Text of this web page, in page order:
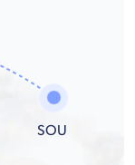
SOU